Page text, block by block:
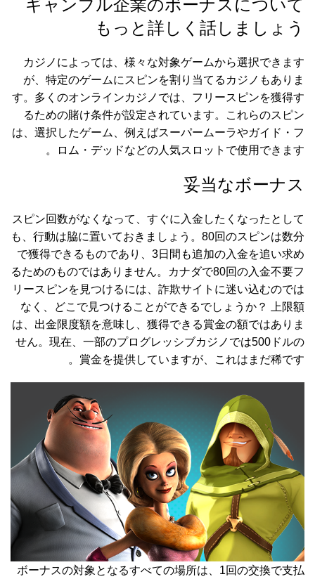
ギャンブル企業のボーナスについて
もっと詳しく話しましょう
カジノによっては、様々な対象ゲームから選択できます
が、特定のゲームにスピンを割り当てるカジノもありま
す。多くのオンラインカジノでは、フリースピンを獲得す
るための賭け条件が設定されています。これらのスピン
は、選択したゲーム、例えばスーパームーラやガイド・フ
ロム・デッドなどの人気スロットで使用できます。
妥当なボーナス
スピン回数がなくなって、すぐに入金したくなったとして
も、行動は脇に置いておきましょう。80回のスピンは数分
で獲得できるものであり、3日間も追加の入金を追い求め
るためのものではありません。カナダで80回の入金不要フ
リースピンを見つけるには、詐欺サイトに迷い込むのでは
なく、どこで見つけることができるでしょうか？ 上限額
は、出金限度額を意味し、獲得できる賞金の額ではありま
せん。現在、一部のプログレッシブカジノでは500ドルの
賞金を提供していますが、これはまだ稀です。
ボーナスの対象となるすべての場所は、1回の交換で支払